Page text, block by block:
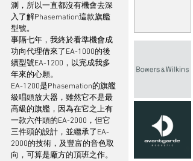
測，所以一直都沒有機會去深
入了解Phasemation這款旗艦
型號。
事隔七年，我終於看準機會成
功向代理借來了EA-1000的後
續型號EA-1200，以完成我多
年來的心願。
EA-1200是Phasemation的旗艦
級唱頭放大器，雖然它不是最
高級的旗艦，因為在它之上有
一款六件頭的EA-2000，但它
三件頭的設計，並繼承了EA-
2000的技術，及豐富的音色取
向，可算是廠方的頂班之作。